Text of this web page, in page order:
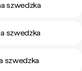
szwedzka
szwedzka
szwedzka